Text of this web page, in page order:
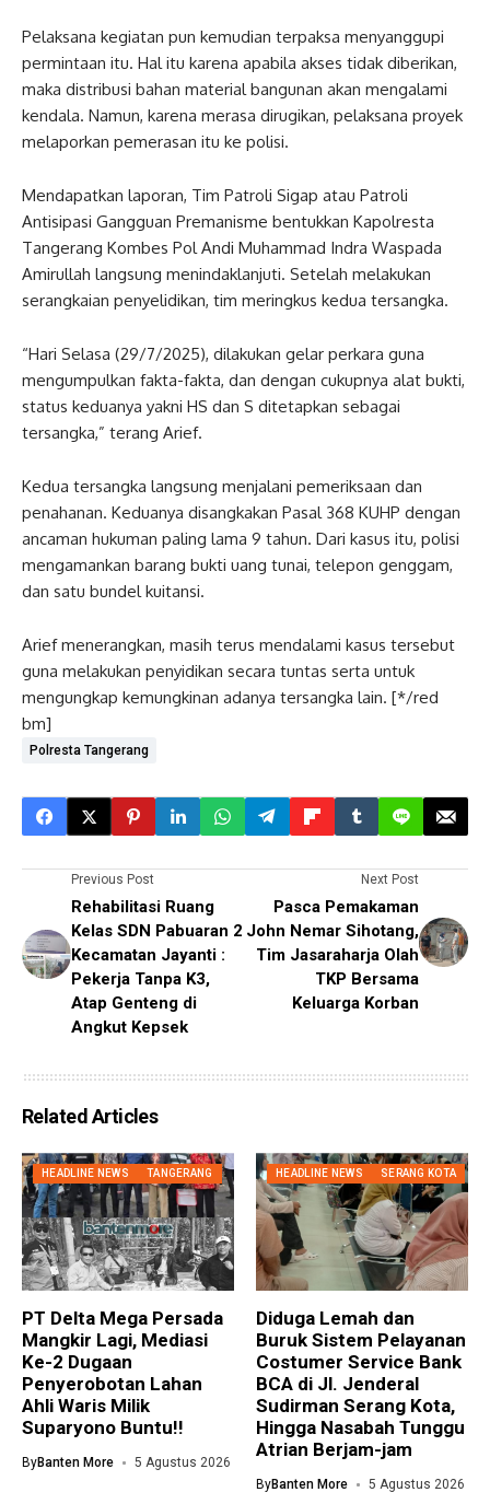
Pelaksana kegiatan pun kemudian terpaksa menyanggupi
permintaan itu. Hal itu karena apabila akses tidak diberikan,
maka distribusi bahan material bangunan akan mengalami
kendala. Namun, karena merasa dirugikan, pelaksana proyek
melaporkan pemerasan itu ke polisi.
Mendapatkan laporan, Tim Patroli Sigap atau Patroli
Antisipasi Gangguan Premanisme bentukkan Kapolresta
Tangerang Kombes Pol Andi Muhammad Indra Waspada
Amirullah langsung menindaklanjuti. Setelah melakukan
serangkaian penyelidikan, tim meringkus kedua tersangka.
“Hari Selasa (29/7/2025), dilakukan gelar perkara guna
mengumpulkan fakta-fakta, dan dengan cukupnya alat bukti,
status keduanya yakni HS dan S ditetapkan sebagai
tersangka,” terang Arief.
Kedua tersangka langsung menjalani pemeriksaan dan
penahanan. Keduanya disangkakan Pasal 368 KUHP dengan
ancaman hukuman paling lama 9 tahun. Dari kasus itu, polisi
mengamankan barang bukti uang tunai, telepon genggam,
dan satu bundel kuitansi.
Arief menerangkan, masih terus mendalami kasus tersebut
guna melakukan penyidikan secara tuntas serta untuk
mengungkap kemungkinan adanya tersangka lain. [*/red
bm]
Polresta Tangerang
Previous Post
Rehabilitasi Ruang
Kelas SDN Pabuaran 2
Kecamatan Jayanti :
Pekerja Tanpa K3,
Atap Genteng di
Angkut Kepsek
Next Post
Pasca Pemakaman
John Nemar Sihotang,
Tim Jasaraharja Olah
TKP Bersama
Keluarga Korban
Related Articles
HEADLINE NEWS TANGERANG
PT Delta Mega Persada
Mangkir Lagi, Mediasi
Ke-2 Dugaan
Penyerobotan Lahan
Ahli Waris Milik
Suparyono Buntu!!
ByBanten More 5 Agustus 2026
HEADLINE NEWS SERANG KOTA
Diduga Lemah dan
Buruk Sistem Pelayanan
Costumer Service Bank
BCA di Jl. Jenderal
Sudirman Serang Kota,
Hingga Nasabah Tunggu
Atrian Berjam-jam
ByBanten More 5 Agustus 2026